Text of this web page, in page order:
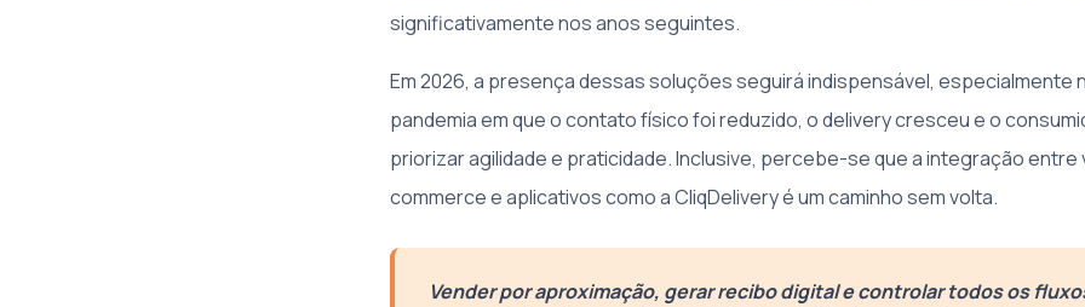
significativamente nos anos seguintes.
Em 2026, a presença dessas soluções seguirá indispensável, especialmente
pandemia em que o contato físico foi reduzido, o delivery cresceu e o
priorizar agilidade e praticidade. Inclusive, percebe-se que a integração entre
commerce e aplicativos como a CliqDelivery é um caminho sem volta.
Vender por aproximação, gerar recibo digital e controlar todos os